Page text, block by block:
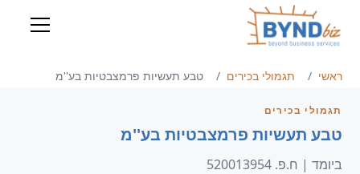
ראשי תגמולי בכירים טבע תעשיות פרמצבטיות בע''מ
תגמולי בכירים
טבע תעשיות פרמצבטיות בע''מ
ביומד | ח.פ. 520013954